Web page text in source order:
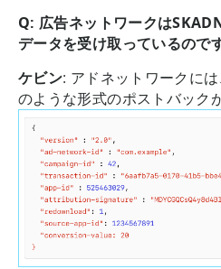
Q: 広告ネットワークは
データを受け取っているので
ケビン: アドネットワークに
のような形式のポストバック